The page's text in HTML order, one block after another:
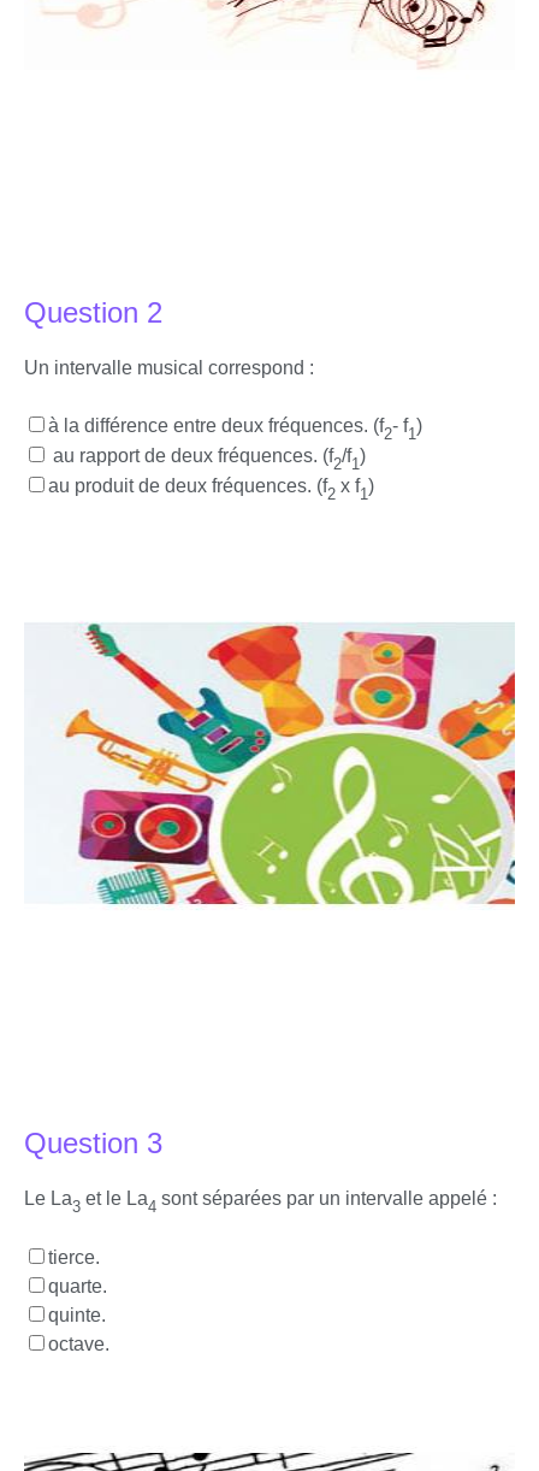
Question 2
Un intervalle musical correspond :
à la différence entre deux fréquences. (f2- f1)
au rapport de deux fréquences. (f2/f1)
au produit de deux fréquences. (f2 x f1)
Question 3
Le La3 et le La4 sont séparées par un intervalle appelé :
tierce.
quarte.
quinte.
octave.